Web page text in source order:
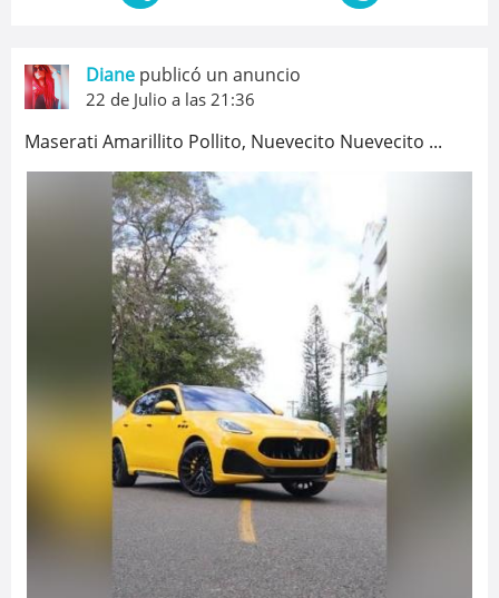
Diane publicó un anuncio
22 de Julio a las 21:36
Maserati Amarillito Pollito, Nuevecito Nuevecito ...